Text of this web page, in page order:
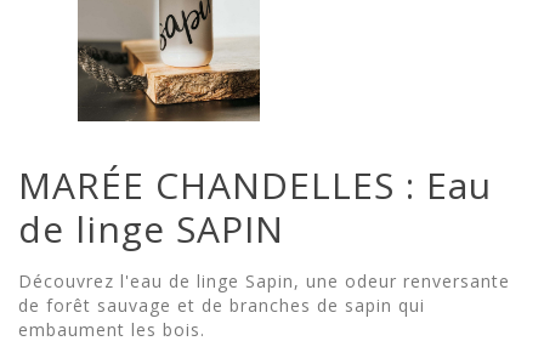
MARÉE CHANDELLES : Eau
de linge SAPIN
Découvrez l'eau de linge Sapin, une odeur renversante
de forêt sauvage et de branches de sapin qui
embaument les bois.